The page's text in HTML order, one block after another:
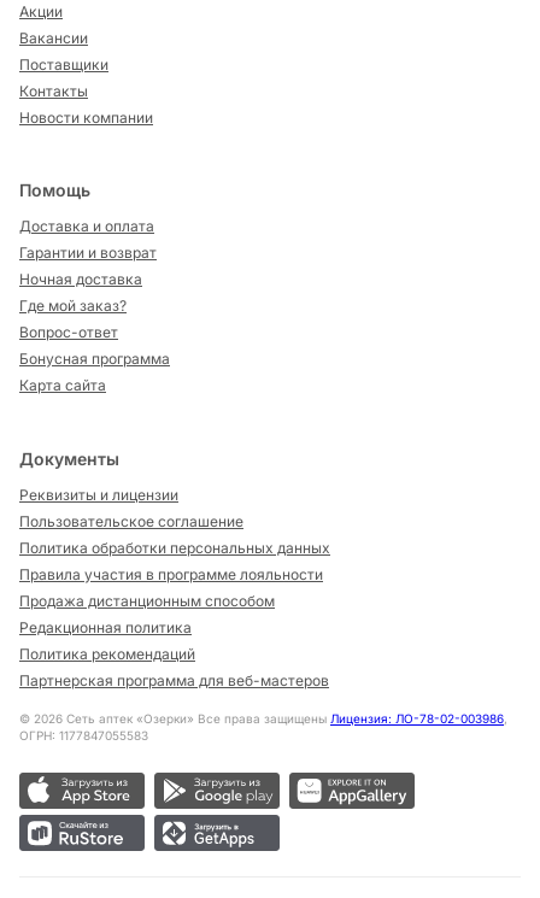
Акции
Вакансии
Поставщики
Контакты
Новости компании
Помощь
Доставка и оплата
Гарантии и возврат
Ночная доставка
Где мой заказ?
Вопрос-ответ
Бонусная программа
Карта сайта
Документы
Реквизиты и лицензии
Пользовательское соглашение
Политика обработки персональных данных
Правила участия в программе лояльности
Продажа дистанционным способом
Редакционная политика
Политика рекомендаций
Партнерская программа для веб-мастеров
© 2026 Сеть аптек «Озерки» Все права защищены Лицензия: ЛО-78-02-003986,
ОГРН: 1177847055583